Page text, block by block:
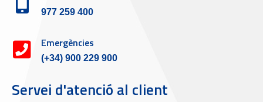
977 259 400
Emergències
(+34) 900 229 900
Servei d'atenció al client